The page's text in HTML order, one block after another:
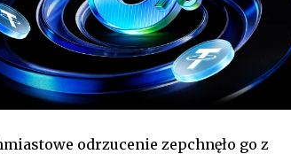
odrzucenie zepchnęło go z